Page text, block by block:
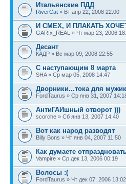
Итальянские ПДД
RiverCat » Вт апр 22, 2008 22:00
И СМЕХ, И ПЛАКАТЬ
GAR!x_REAL » Чт мар 23, 2006
Десант
КАДР » Вс мар 09, 2008 22:55
С наступающим 8 марта
SHA » Ср мар 05, 2008 14:47
Дворники...тока для
FordTaurus » Ср янв 31, 2007
АнтиГАИшный отворот )))
scorche » Сб янв 13, 2007 14:40
Вот как народ разводят
Billy Bons » Чт янв 04, 2007 11:50
Как думаете
Vampire » Ср дек 13, 2006 00:19
Волосы :(
FordTaurus » Чт дек 07, 2006 13:02